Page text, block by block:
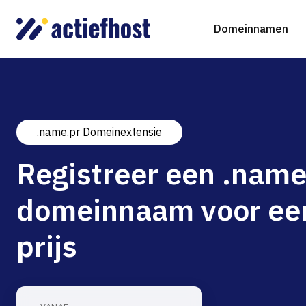
Domeinnamen
Domeinnaam registreren
Domeinnaam verhuizen
gTLD-extensies
Webhosting
NGINX Hosting
Virtual Servers
Beheerde Cloud Virtuele Server
.name.pr Domeinextensie
Registreer een
domeinnaam voor
prijs